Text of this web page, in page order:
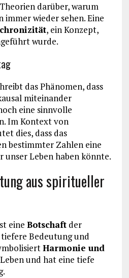
darüber, warum
wieder sehen. Eine
, ein Konzept,
wurde.
das Phänomen, dass
miteinander
eine sinnvolle
Im Kontext von
dies, dass das
bestimmter Zahlen eine
Leben haben könnte.
aus spiritueller
eine Botschaftder
Bedeutung und
Harmonie und
und hat eine tiefe